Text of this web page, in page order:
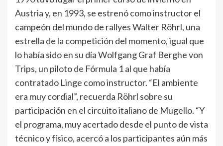
Austria y, en 1993, se estrenó como instructor el
campeón del mundo de rallyes Walter Röhrl, una
estrella de la competición del momento, igual que
lo había sido en su día Wolfgang Graf Berghe von
Trips, un piloto de Fórmula 1 al que había
contratado Linge como instructor. “El ambiente
era muy cordial”, recuerda Röhrl sobre su
participación en el circuito italiano de Mugello. “Y
el programa, muy acertado desde el punto de vista
técnico y físico, acercó a los participantes aún más